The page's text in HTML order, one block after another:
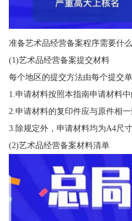
准备艺术品经营备案程序需要什
(1)艺术品经营备案提交材料
每个地区的提交⽅法由每个提交单
1.申请材料按照本指南申请材料
2.申请材料的复印件应与原件相
3.除规定外，申请材料均为A4尺⼨
(2)艺术品经营备案材料清单